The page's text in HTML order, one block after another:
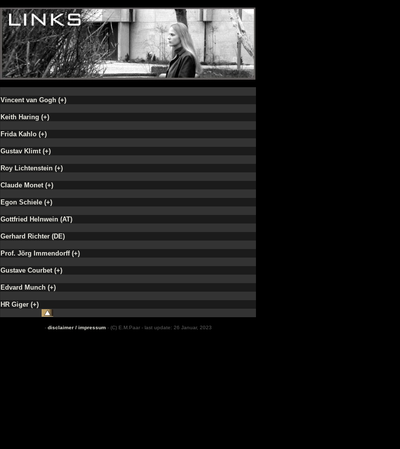
Vincent van Gogh (+)
Keith Haring (+)
Frida Kahlo (+)
Gustav Klimt (+)
Roy Lichtenstein (+)
Claude Monet (+)
Egon Schiele (+)
Gottfried Helnwein (AT)
Gerhard Richter (DE)
Prof. Jörg Immendorff (+)
Gustave Courbet (+)
Edvard Munch (+)
HR Giger (+)
- disclaimer / impressum- (C) E.M.Paar - last update: 26 Januar, 2023